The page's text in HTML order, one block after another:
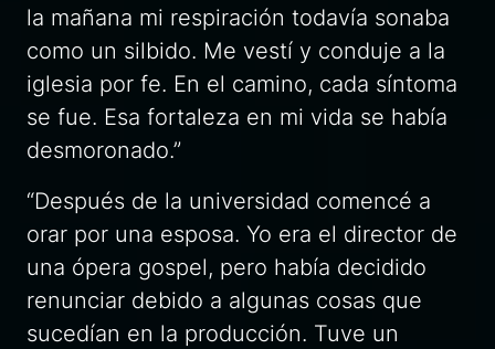
la mañana mi respiración todavía sonaba
como un silbido. Me vestí y conduje a la
iglesia por fe. En el camino, cada síntoma
se fue. Esa fortaleza en mi vida se había
desmoronado.”
“Después de la universidad comencé a
orar por una esposa. Yo era el director de
una ópera gospel, pero había decidido
renunciar debido a algunas cosas que
sucedían en la producción. Tuve un